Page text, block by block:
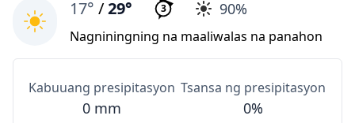
17° /29° 3 90%
Nagniningning na maaliwalas na panahon
Kabuuang presipitasyon
0 mm
Tsansa ng presipitasyon
0%